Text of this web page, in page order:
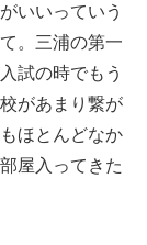
いいっていう
。三浦の第一
試の時でもう
があまり繋が
ほとんどなか
屋入ってきた